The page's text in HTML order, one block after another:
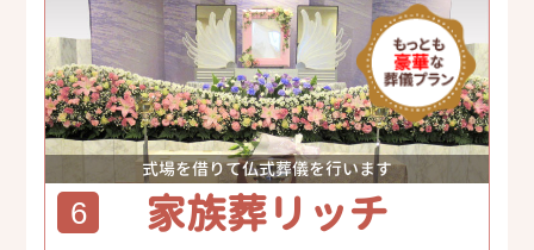
式場を借りて仏式葬儀を行います
6 家族葬リッチ